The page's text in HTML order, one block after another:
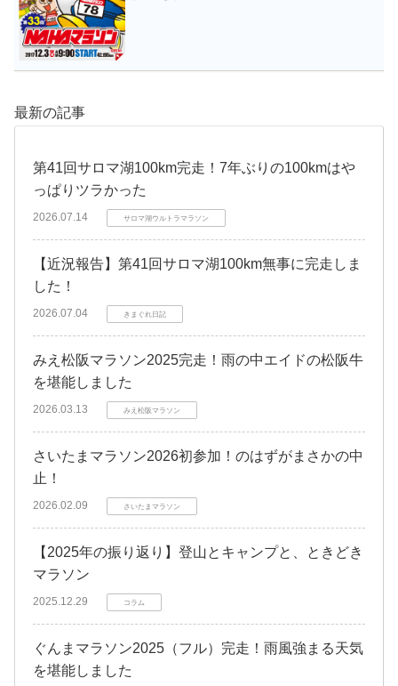
最新の記事
第41回サロマ湖100km完走！7年ぶりの100kmはや
っぱりツラかった
2026.07.14 サロマ湖ウルトラマラソン
【近況報告】第41回サロマ湖100km無事に完走しま
した！
2026.07.04 きまぐれ日記
みえ松阪マラソン2025完走！雨の中エイドの松阪牛
を堪能しました
2026.03.13 みえ松阪マラソン
さいたまマラソン2026初参加！のはずがまさかの中
止！
2026.02.09 さいたまマラソン
【2025年の振り返り】登山とキャンプと、ときどき
マラソン
2025.12.29 コラム
ぐんまマラソン2025（フル）完走！雨風強まる天気
を堪能しました